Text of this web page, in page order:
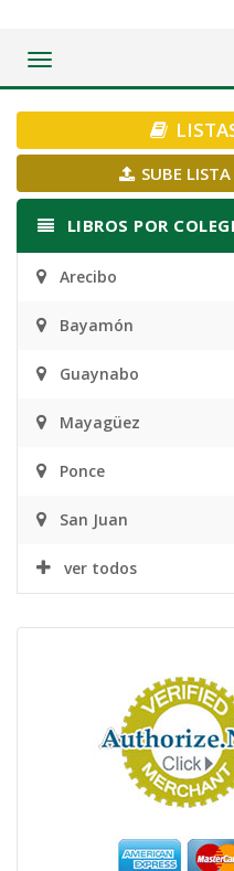
Toggle
SUBE
LIBROS POR
Arecibo
Bayamón
Guaynabo
Mayagüez
Ponce
San Juan
ver todos